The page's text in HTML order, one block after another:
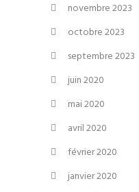
novembre 2023
octobre 2023
septembre 2023
juin 2020
mai 2020
avril 2020
février 2020
janvier 2020